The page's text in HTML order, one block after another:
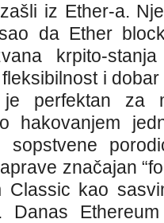
iz Ether-a.
da Ether
krpito-
i
perfektan za
hakovanjem
sopstvene
značajan
Classic kao
Danas